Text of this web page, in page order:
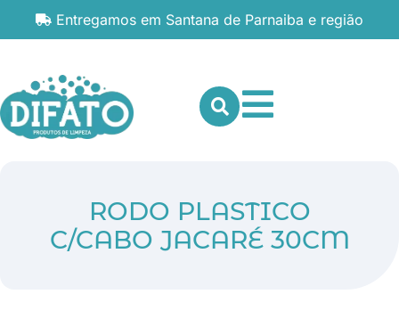
Entregamos em Santana de Parnaiba e região
RODO PLASTICO
C/CABO JACARÉ 30CM